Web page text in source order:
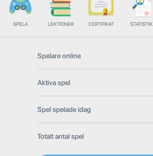
SPELA LEKTIONER CERTIFIKAT STATISTIK
Spelare online
Aktiva spel
Spel spelade idag
Totalt antal spel